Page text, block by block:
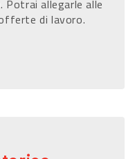
Potrai allegarle alle
di lavoro.